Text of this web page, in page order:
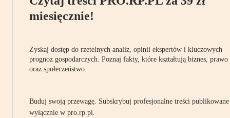
miesięcznie!
Zyskaj dostęp do rzetelnych analiz, opinii ekspertów i kluczowych
prognoz gospodarczych. Poznaj fakty, które kształtują biznes, prawo
oraz społeczeństwo.
Buduj swoją przewagę. Subskrybuj profesjonalne treści publikowane
wyłącznie w pro.rp.pl.